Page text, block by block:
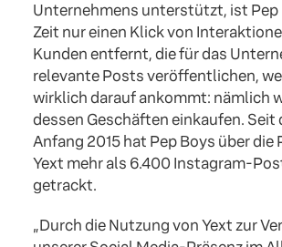
Unternehmens unterstützt, ist Pep
Zeit nur einen Klick von
Kunden entfernt, die für das
relevante Posts veröffentlichen,
wirklich darauf ankommt: nämlich
dessen Geschäften einkaufen. Seit
Anfang 2015 hat Pep Boys über
Yext mehr als 6.400 Instagram-
getrackt.
„Durch die Nutzung von Yext zur